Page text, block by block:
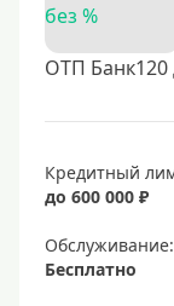
ОТП Банк120
Кредитный
до 600 000 ₽
Обслуживание:
Бесплатно